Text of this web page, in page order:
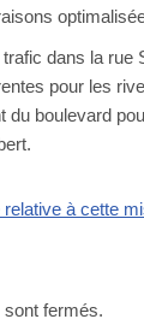
dans la rue
pour les
du boulevard
à cette
fermés.